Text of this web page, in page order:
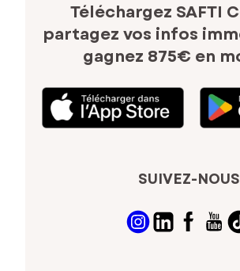
Téléchargez SAFTI
partagez vos infos
gagnez 875€ en
SUIVEZ-NOUS